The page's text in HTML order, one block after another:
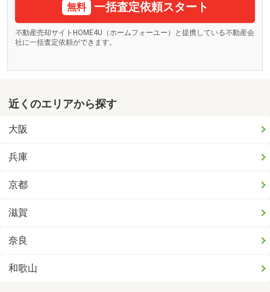
無料 一括査定依頼スタート
不動産売却サイトHOME4U（ホームフォーユー）と提携している不動産会
社に一括査定依頼ができます。
近くのエリアから探す
大阪
兵庫
京都
滋賀
奈良
和歌山